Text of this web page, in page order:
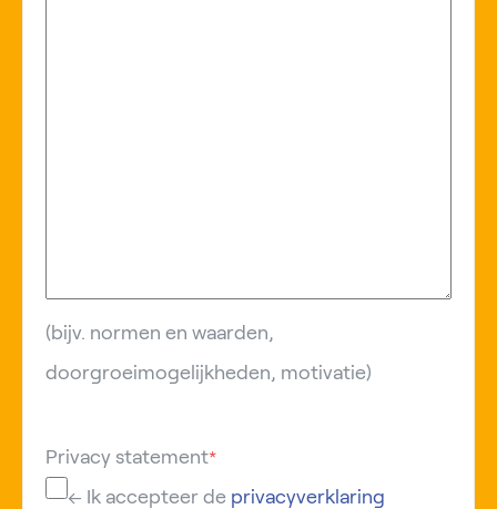
(bijv. normen en waarden,
doorgroeimogelijkheden, motivatie)
Privacy statement*
← Ik accepteer de privacyverklaring